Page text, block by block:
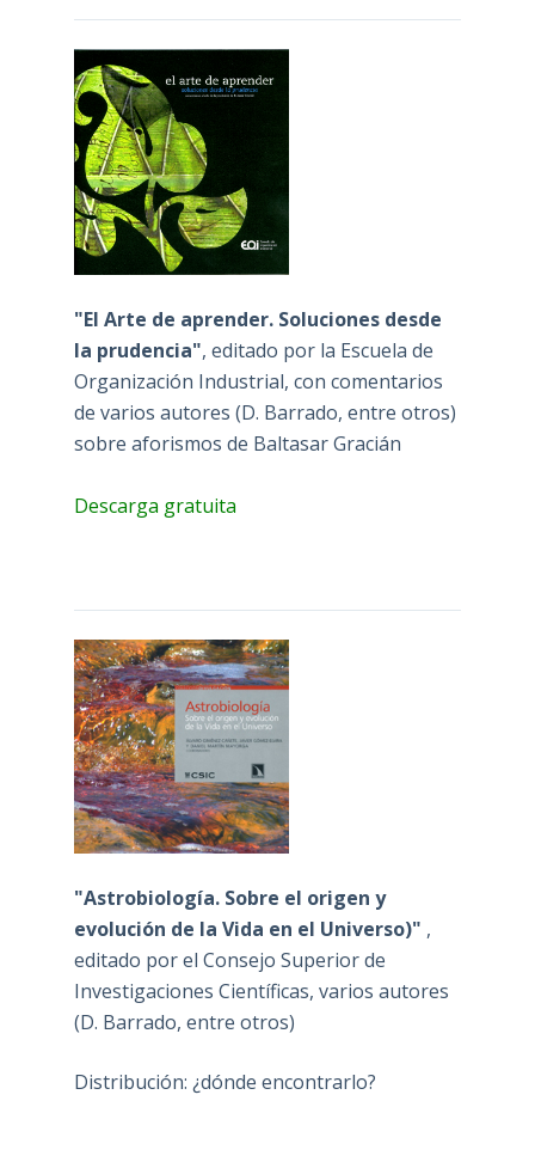
"El Arte de aprender. Soluciones desde
la prudencia", editado por la Escuela de
Organización Industrial, con comentarios
de varios autores (D. Barrado, entre otros)
sobre aforismos de Baltasar Gracián
Descarga gratuita
"Astrobiología. Sobre el origen y
evolución de la Vida en el Universo)" ,
editado por el Consejo Superior de
Investigaciones Científicas, varios autores
(D. Barrado, entre otros)
Distribución: ¿dónde encontrarlo?